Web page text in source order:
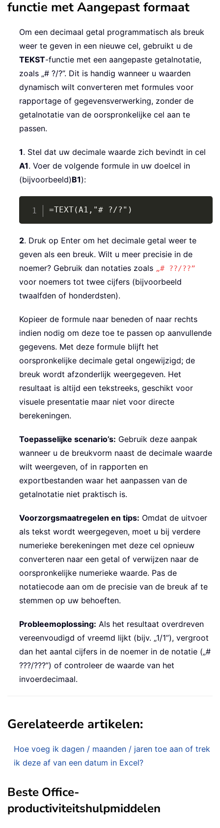
functie met Aangepast formaat
Om een decimaal getal programmatisch als breuk
weer te geven in een nieuwe cel, gebruikt u de
TEKST-functie met een aangepaste getalnotatie,
zoals „# ?/?”. Dit is handig wanneer u waarden
dynamisch wilt converteren met formules voor
rapportage of gegevensverwerking, zonder de
getalnotatie van de oorspronkelijke cel aan te
passen.
1. Stel dat uw decimale waarde zich bevindt in cel
A1. Voer de volgende formule in uw doelcel in
(bijvoorbeeld)B1):
=TEXT(A1,"# ?/?")
2. Druk op Enter om het decimale getal weer te
geven als een breuk. Wilt u meer precisie in de
noemer? Gebruik dan notaties zoals „# ??/??”
voor noemers tot twee cijfers (bijvoorbeeld
twaalfden of honderdsten).
Kopieer de formule naar beneden of naar rechts
indien nodig om deze toe te passen op aanvullende
gegevens. Met deze formule blijft het
oorspronkelijke decimale getal ongewijzigd; de
breuk wordt afzonderlijk weergegeven. Het
resultaat is altijd een tekstreeks, geschikt voor
visuele presentatie maar niet voor directe
berekeningen.
Toepasselijke scenario’s: Gebruik deze aanpak
wanneer u de breukvorm naast de decimale waarde
wilt weergeven, of in rapporten en
exportbestanden waar het aanpassen van de
getalnotatie niet praktisch is.
Voorzorgsmaatregelen en tips: Omdat de uitvoer
als tekst wordt weergegeven, moet u bij verdere
numerieke berekeningen met deze cel opnieuw
converteren naar een getal of verwijzen naar de
oorspronkelijke numerieke waarde. Pas de
notatiecode aan om de precisie van de breuk af te
stemmen op uw behoeften.
Probleemoplossing: Als het resultaat overdreven
vereenvoudigd of vreemd lijkt (bijv. „1/1”), vergroot
dan het aantal cijfers in de noemer in de notatie („#
???/???”) of controleer de waarde van het
invoerdecimaal.
Gerelateerde artikelen:
Hoe voeg ik dagen / maanden / jaren toe aan of trek
ik deze af van een datum in Excel?
Beste Office-
productiviteitshulpmiddelen